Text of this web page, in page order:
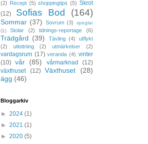
(2) Recept (5) shoppingtips (5) Skrot
(12)
Sofias Bod (164)
Sommar (37) Sovrum (3)
speglar
(1)
Stolar (2) tidnings-reportage (6)
Trädgård (39) Tävling (4)
utflykt
(2)
utlottning (2) utmärkelser (2)
vardagsrum (17) veranda (4) vinter
(10) vår (85) vårmarknad
(12)
växthuset
(12) Växthuset
(28)
ägg (46)
Bloggarkiv
► 2024 (1)
► 2021 (1)
► 2020 (5)